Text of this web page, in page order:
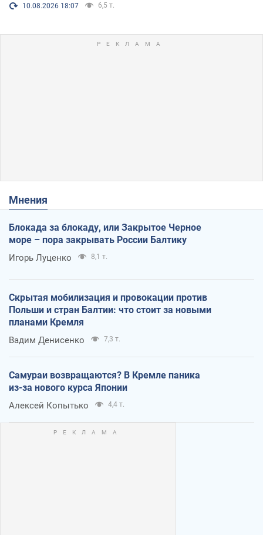
10.08.2026 18:07 6,5 т.
Мнения
Блокада за блокаду, или Закрытое Черное
море – пора закрывать России Балтику
Игорь Луценко 8,1 т.
Скрытая мобилизация и провокации против
Польши и стран Балтии: что стоит за новыми
планами Кремля
Вадим Денисенко 7,3 т.
Самураи возвращаются? В Кремле паника
из-за нового курса Японии
Алексей Копытько 4,4 т.